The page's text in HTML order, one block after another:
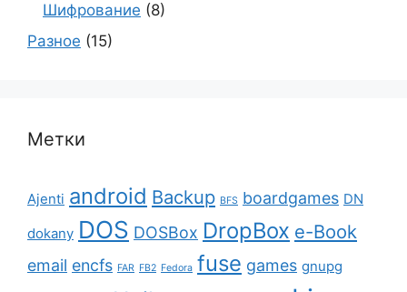
Шифрование (8)
Разное (15)
Метки
Ajenti android Backup BFS boardgames DN
dokany DOS DOSBox DropBox e-Book
email encfs FAR FB2 Fedora fuse games gnupg